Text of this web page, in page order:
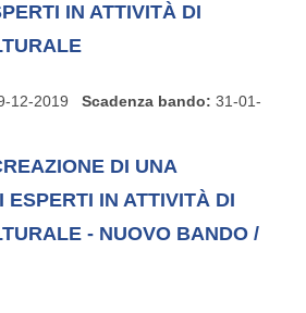
IN ATTIVITÀ DI
12-2019 Scadenza bando: 31-01-
DI UNA
ESPERTI IN ATTIVITÀ DI
- NUOVO BANDO /